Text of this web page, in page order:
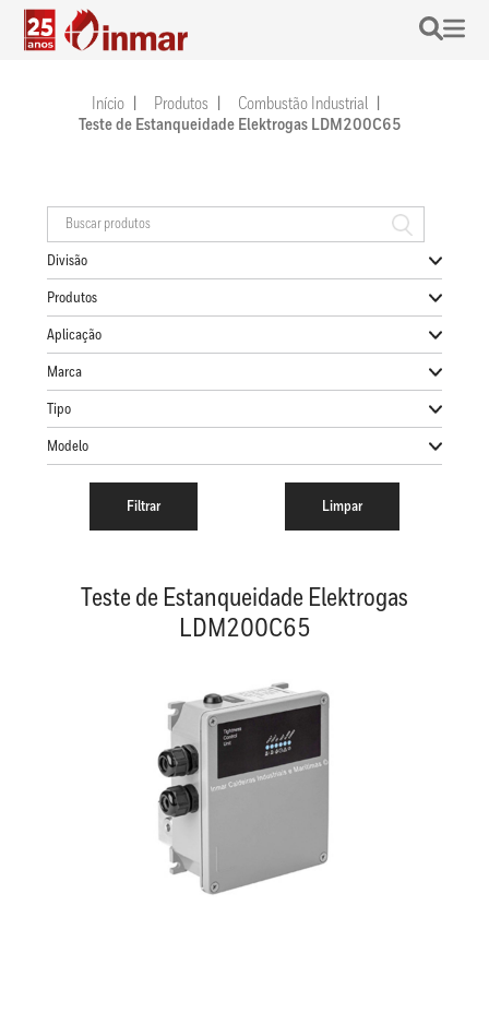
Início Produtos
Combustão Industrial
Teste de Estanqueidade Elektrogas LDM200C65
Divisão
Produtos
Aplicação
Marca
Tipo
Modelo
Teste de Estanqueidade Elektrogas
LDM200C65